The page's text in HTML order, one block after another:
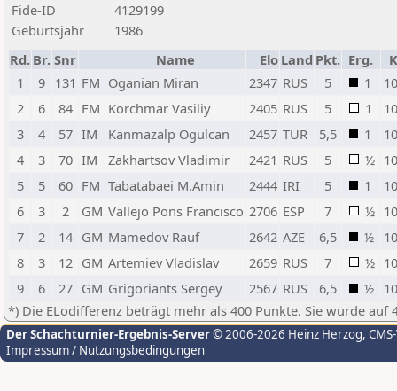
Fide-ID
4129199
Geburtsjahr
1986
Rd. Br. Snr Name Elo Land Pkt. Erg.
K
1
9 131 FM Oganian Miran 2347 RUS 5 1
10
2
6 84 FM Korchmar Vasiliy 2405 RUS 5 1
10
3
4 57 IM Kanmazalp Ogulcan 2457 TUR 5,5 1
10
4
3 70 IM Zakhartsov Vladimir 2421 RUS 5 ½ 10
5
5 60 FM Tabatabaei M.Amin 2444 IRI 5 1
10
6
3 2 GM Vallejo Pons Francisco 2706 ESP 7 ½ 10
7
2 14 GM Mamedov Rauf 2642 AZE 6,5 ½ 10
8
3 12 GM Artemiev Vladislav 2659 RUS 7 ½ 10
9
6 27 GM Grigoriants Sergey 2567 RUS 6,5 ½ 10
*) Die ELodifferenz beträgt mehr als 400 Punkte. Sie wurde auf
Der Schachturnier-Ergebnis-Server© 2006-2026 Heinz Herzog,
Impressum / Nutzungsbedingungen